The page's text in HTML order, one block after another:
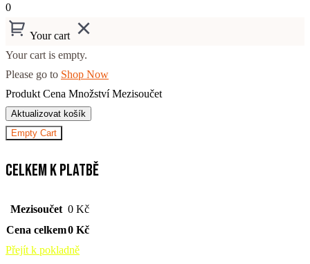
0
Your cart
Your cart is empty.
Please go to Shop Now
Produkt Cena MnožstvíMezisoučet
Aktualizovat košík
Empty Cart
Celkem k platbě
Mezisoučet 0 Kč
Cena celkem0 Kč
Přejít k pokladně